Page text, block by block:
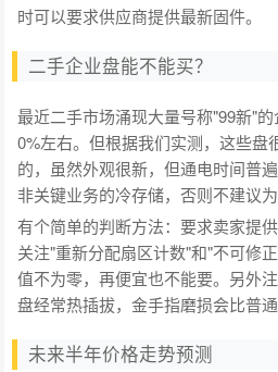
时可以要求供应商提供最新固件。
二手企业盘能不能买？
最近二手市场涌现大量号称"99新"
0%左右。但根据我们实测，这些盘
的，虽然外观很新，但通电时间普
非关键业务的冷存储，否则不建议为
有个简单的判断方法：要求卖家提
关注"重新分配扇区计数"和"不可修
值不为零，再便宜也不能要。另外
盘经常热插拔，金手指磨损会比普通
未来半年价格走势预测